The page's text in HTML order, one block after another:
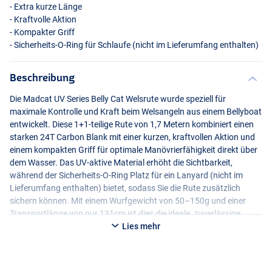
- Extra kurze Länge
- Kraftvolle Aktion
- Kompakter Griff
- Sicherheits-O-Ring für Schlaufe (nicht im Lieferumfang enthalten)
Beschreibung
Die Madcat UV Series Belly Cat Welsrute wurde speziell für
maximale Kontrolle und Kraft beim Welsangeln aus einem Bellyboat
entwickelt. Diese 1+1-teilige Rute von 1,7 Metern kombiniert einen
starken 24T Carbon Blank mit einer kurzen, kraftvollen Aktion und
einem kompakten Griff für optimale Manövrierfähigkeit direkt über
dem Wasser. Das UV-aktive Material erhöht die Sichtbarkeit,
während der Sicherheits-O-Ring Platz für ein Lanyard (nicht im
Lieferumfang enthalten) bietet, sodass Sie die Rute zusätzlich
sichern können. Mit einem Wurfgewicht von 50–150g und einer
Transportlänge von nur 131cm ist dies die ideale, zuverlässige
Bellyboat-Rute für jeden Welsangler, der auf Kraft, Präzision und
Lies mehr